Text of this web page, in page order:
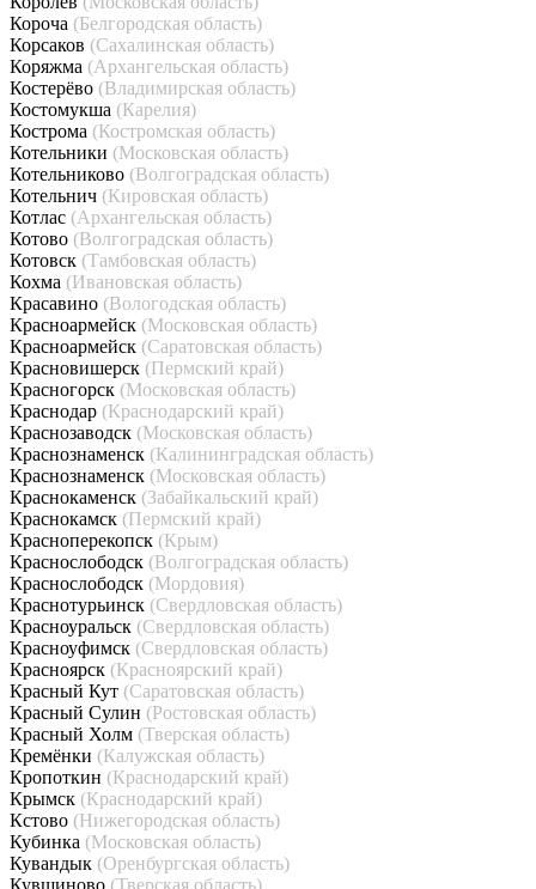
Короча (Белгородская область)
Корсаков (Сахалинская область)
Коряжма (Архангельская область)
Костерёво (Владимирская область)
Костомукша (Карелия)
Кострома (Костромская область)
Котельники (Московская область)
Котельниково (Волгоградская область)
Котельнич (Кировская область)
Котлас (Архангельская область)
Котово (Волгоградская область)
Котовск (Тамбовская область)
Кохма (Ивановская область)
Красавино (Вологодская область)
Красноармейск (Московская область)
Красноармейск (Саратовская область)
Красновишерск (Пермский край)
Красногорск (Московская область)
Краснодар (Краснодарский край)
Краснозаводск (Московская область)
Краснознаменск (Калининградская область)
Краснознаменск (Московская область)
Краснокаменск (Забайкальский край)
Краснокамск (Пермский край)
Красноперекопск (Крым)
Краснослободск (Волгоградская область)
Краснослободск (Мордовия)
Краснотурьинск (Свердловская область)
Красноуральск (Свердловская область)
Красноуфимск (Свердловская область)
Красноярск (Красноярский край)
Красный Кут (Саратовская область)
Красный Сулин (Ростовская область)
Красный Холм (Тверская область)
Кремёнки (Калужская область)
Кропоткин (Краснодарский край)
Крымск (Краснодарский край)
Кстово (Нижегородская область)
Кубинка (Московская область)
Кувандык (Оренбургская область)